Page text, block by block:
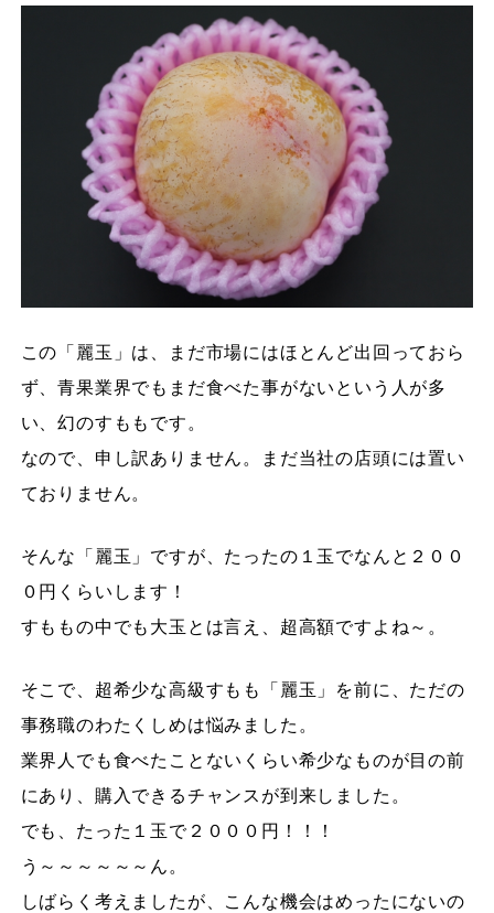
この「麗玉」は、まだ市場にはほとんど出回っておら
ず、青果業界でもまだ食べた事がないという人が多
い、幻のすももです。
なので、申し訳ありません。まだ当社の店頭には置い
ておりません。
そんな「麗玉」ですが、たったの１玉でなんと２００
０円くらいします！
すももの中でも大玉とは言え、超高額ですよね～。
そこで、超希少な高級すもも「麗玉」を前に、ただの
事務職のわたくしめは悩みました。
業界人でも食べたことないくらい希少なものが目の前
にあり、購入できるチャンスが到来しました。
でも、たった１玉で２０００円！！！
う～～～～～～ん。
しばらく考えましたが、こんな機会はめったにないの